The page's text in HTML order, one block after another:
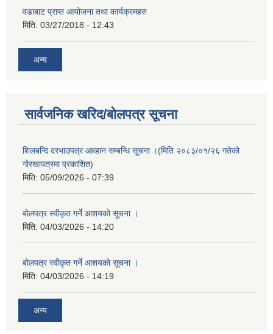
वडाबाट प्राप्त आयोजना तथा कार्यक्रमहरु
मिति: 03/27/2018 - 12:43
अन्य
सार्वजनिक खरिद/बोलपत्र सूचना
शिलबन्दि दरभाउपत्र आव्हान सम्बन्धि सूचना ।(मिति २०८३/०१/२६ गतेको
गोरखापत्रमा प्रकाशित)
मिति: 05/09/2026 - 07:39
बोलपत्र स्वीकृत गर्ने आशयको सूचना ।
मिति: 04/03/2026 - 14:20
बोलपत्र स्वीकृत गर्ने आशयको सूचना ।
मिति: 04/03/2026 - 14:19
अन्य